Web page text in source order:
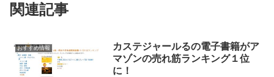
関連記事
おすすめ情報
カステジャールるの電子書籍がア
マゾンの売れ筋ランキング１位
に！